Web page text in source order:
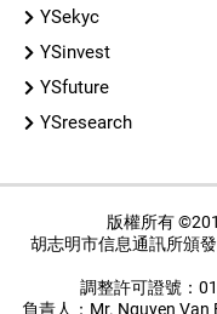
YSekyc
YSinvest
YSfuture
YSresearch
版權所有
胡志明市信息通訊所頒
調整許可證號：
負責人：Mr. Nguyen Van